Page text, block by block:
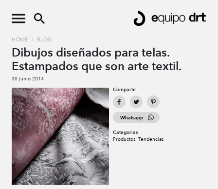
HOME / BLOG
Dibujos diseñados para telas.
Estampados que son arte textil.
30 junio 2014
Compartir
Whatsapp
Categorias
Productos Tendencias